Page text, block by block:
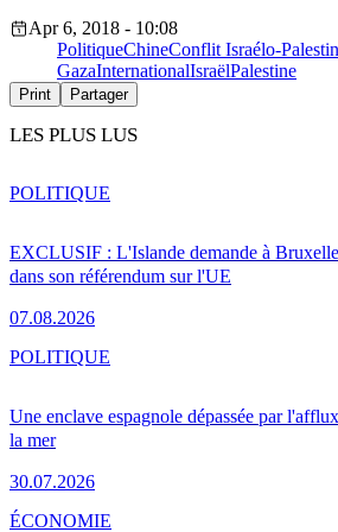
Apr 6, 2018 - 10:08
PolitiqueChineConflit Israélo-
GazaInternationalIsraëlPalestine
Print Partager
LES PLUS LUS
EXCLUSIF : L'Islande demande à
dans son référendum sur l'UE
07.08.2026
POLITIQUE
Une enclave espagnole dépassée par
la mer
30.07.2026
POLITIQUE
ÉCONOMIE